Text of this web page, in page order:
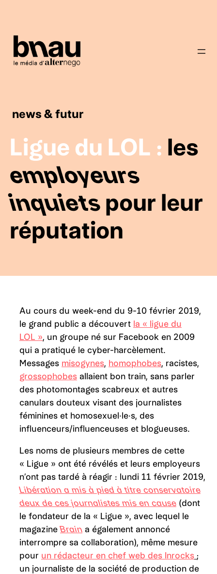
news & futur
Ligue du LOL : les
employeurs
inquiets pour leur
réputation
Au cours du week-end du 9-10 février 2019,
le grand public a découvert la « ligue du
LOL », un groupe né sur Facebook en 2009
qui a pratiqué le cyber-harcèlement.
Messages misogynes, homophobes, racistes,
grossophobes allaient bon train, sans parler
des photomontages scabreux et autres
canulars douteux visant des journalistes
féminines et homosexuel·le·s, des
influenceurs/influenceuses et blogueuses.
Les noms de plusieurs membres de cette
« Ligue » ont été révélés et leurs employeurs
n’ont pas tardé à réagir : lundi 11 février 2019,
Libération a mis à pied à titre conservatoire
deux de ces journalistes mis en cause (dont
le fondateur de la « Ligue », avec lequel le
magazineBrain a également annoncé
interrompre sa collaboration), même mesure
pour un rédacteur en chef web des Inrocks ;
un journaliste de la société de production de